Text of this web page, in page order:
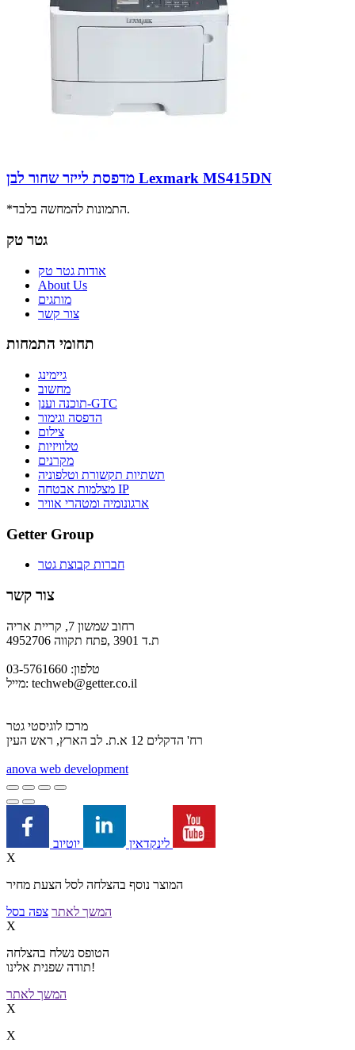
מדפסת לייזר שחור לבן Lexmark MS415DN
*התמונות להמחשה בלבד.
גטר טק
אודות גטר טק
About Us
מותגים
צור קשר
תחומי התמחות
גיימינג
מחשוב
תוכנה וענן-GTC
הדפסה וגימור
צילום
טלוויזיות
מקרנים
תשתיות תקשורת וטלפוניה
מצלמות אבטחה IP
ארגונומיה ומטהרי אוויר
Getter Group
חברות קבוצת גטר
צור קשר
רחוב שמשון 7, קריית אריה
ת.ד 3901 ,פתח תקווה 4952706
טלפון: 03-5761660
מייל: techweb@getter.co.il
מרכז לוגיסטי גטר
רח' הדקלים 12 א.ת. לב הארץ, ראש העין
anova web development
לינקדאין
X
המוצר נוסף בהצלחה לסל הצעת מחיר
המשך לאתר צפה בסל
X
הטופס נשלח בהצלחה
תודה שפנית אלינו!
המשך לאתר
X
X